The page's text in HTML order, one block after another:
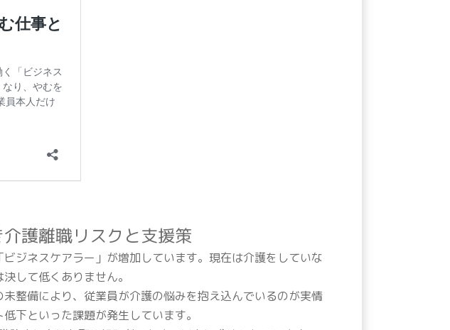
護離職リスクと支援策
ジネスケアラー」が増加しています。現在は介護をしていな
して低くありません。
整備により、従業員が介護の悩みを抱え込んでいるのが実情
下といった課題が発生しています。